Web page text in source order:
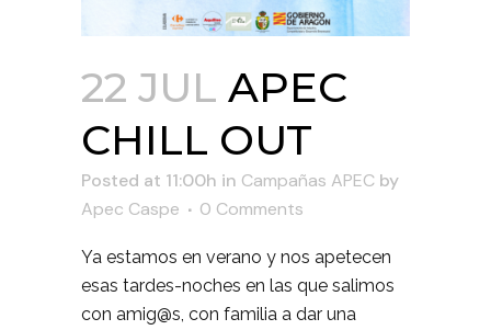
22 JUL APEC
CHILL OUT
Posted at 11:00h in Campañas APEC by
Apec Caspe
0 Comments
Ya estamos en verano y nos apetecen
esas tardes-noches en las que salimos
con amig@s, con familia a dar una